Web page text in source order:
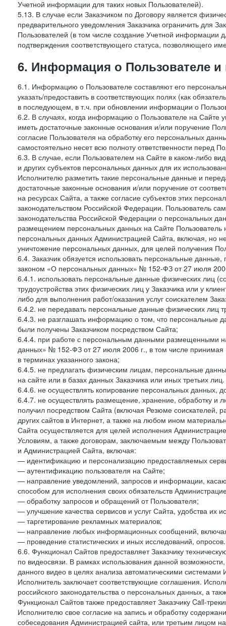
Учетной информации для таких новых Пользователей).
5.13. В случае если Заказчиком по Договору является
предварительного уведомления Заказчика ограничить для
Пользователей (в том числе создание Учетной информации
подтверждения соответствующего статуса, позволяющего
6. Информация о Пользователе
6.1. Информацию о Пользователе составляют его
указать/предоставить в соответствующих полях (как
в последующем, в т.ч. при обновлении информации о
6.2. В случаях, когда информацию о Пользователе на Сайте
иметь достаточные законные основания и/или поручение
согласие Пользователя на обработку его персональных
самостоятельно несет всю полноту ответственности перед
6.3. В случае, если Пользователем на Сайте в каком-либо
и других субъектов персональных данных для их
Исполнителю разметить такие персональные данные и
достаточные законные основания и/или поручение от
на ресурсах Сайта, а также согласие субъектов этих
законодательством Российской Федерации. Пользователь
законодательства Российской Федерации о персональных
размещением персональных данных на Сайте Пользователь
персональных данных Администрацией Сайта, включая, но
уничтожение персональных данных, для целей получения
6.4. Заказчик обязуется использовать персональные
законом «О персональных данных» № 152-ФЗ от 27 июля
6.4.1. использовать персональные данные физических лиц
трудоустройства этих физических лиц у Заказчика или у
либо для выполнения работ/оказания услуг соискателем
6.4.2. не передавать персональные данные физических лиц
6.4.3. не разглашать информацию о том, что персональные
были получены Заказчиком посредством Сайта;
6.4.4. при работе с персональным данными размещенными
данных» № 152-ФЗ от 27 июля 2006 г., в том числе принимая
в терминах указанного закона;
6.4.5. не предлагать физическим лицам, персональные
на сайте или в базах данных Заказчика или иных третьих лиц.
6.4.6. не осуществлять копирование персональных данных,
6.4.7. не осуществлять размещение, хранение, обработку и
получил посредством Сайта (включая Резюме
других сайтов в Интернет, а также на любом ином
Сайта осуществляется для целей исполнения
Условиям, а также договорам, заключаемым между
и Администрацией Сайта, включая:
— идентификацию и персонализацию предоставляемых
— аутентификацию пользователя на Сайте;
— направление уведомлений, запросов и информации,
способом для исполнения своих обязательств
— обработку запросов и обращений от Пользователя;
— улучшение качества сервисов и услуг Сайта, удобства их
— таргетирование рекламных материалов;
— направление любых информационных сообщений,
— проведение статистических и иных исследований, опросов.
6.6. Функционал Сайтов предоставляет Заказчику
по видеосвязи. В рамках использования данной
данного видео в целях анализа автоматическими
Исполнитель заключает соответствующие соглашения.
российского законодательства о персональных данных, а
Функционал Сайтов также предоставляет Заказчику Call-
Исполнителю свое согласие на запись и обработку
собеседования Администрацией сайта, или третьим лицом